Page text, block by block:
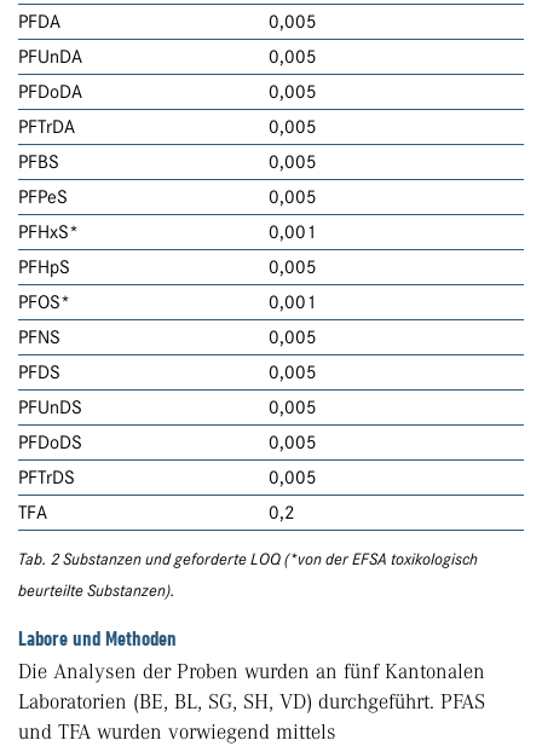
PFDA
0,005
PFUnDA
0,005
PFDoDA
0,005
PFTrDA
0,005
PFBS
0,005
PFPeS
0,005
PFHxS*
0,001
PFHpS
0,005
PFOS*
0,001
PFNS
0,005
PFDS
0,005
PFUnDS
0,005
PFDoDS
0,005
PFTrDS
0,005
TFA
0,2
Tab. 2 Substanzen und geforderte LOQ (*von der EFSA toxikologisch
beurteilte Substanzen).
Labore und Methoden
Die Analysen der Proben wurden an fünf Kantonalen
Laboratorien (BE, BL, SG, SH, VD) durchgeführt. PFAS
und TFA wurden vorwiegend mittels